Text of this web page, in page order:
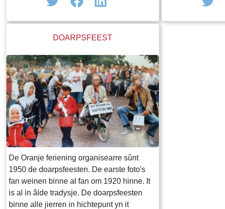
tagelyk mei it
DOARPSFEEST
De Oranje feriening organisearre sûnt
1950 de doarpsfeesten. De earste foto's
fan weinen binne al fan om 1920 hinne. It
is al in âlde tradysje. De doarpsfeesten
binne alle jierren in hichtepunt yn it